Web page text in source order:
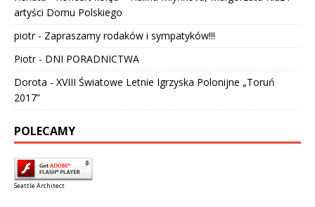
artyści Domu Polskiego
piotr- Zapraszamy rodaków i sympatyków!!!
Piotr- DNI PORADNICTWA
Dorota - XVIII Światowe Letnie Igrzyska Polonijne „Toruń
2017”
POLECAMY
Seattle Architect